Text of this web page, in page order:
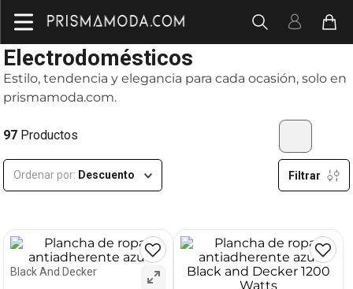
Electrodomésticos
Estilo, tendencia y elegancia para cada ocasión, solo en
prismamoda.com.
97 Productos
Ordenar por Descuento Filtrar
Black And Decker